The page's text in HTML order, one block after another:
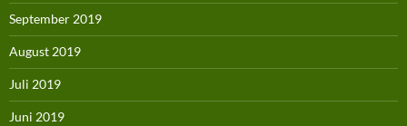
September 2019
August 2019
Juli 2019
Juni 2019